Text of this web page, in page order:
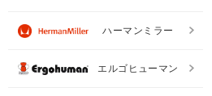
ハーマンミラー
エルゴヒューマン